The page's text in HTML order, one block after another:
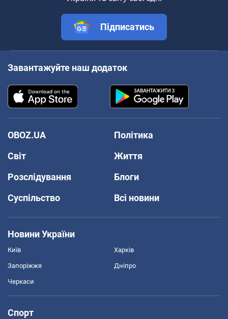
Підписатись
Завантажуйте наш додаток
OBOZ.UA
Політика
Світ
Життя
Розслідування
Блоги
Суспільство
Всі новини
Новини України
Київ Харків
Запоріжжя Дніпро
Черкаси
Спорт